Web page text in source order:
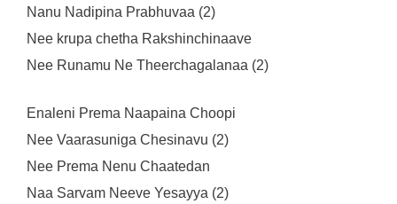
Nanu Nadipina Prabhuvaa (2)
Nee krupa chetha Rakshinchinaave
Nee Runamu Ne Theerchagalanaa (2)
Enaleni Prema Naapaina Choopi
Nee Vaarasuniga Chesinavu (2)
Nee Prema Nenu Chaatedan
Naa Sarvam Neeve Yesayya (2)